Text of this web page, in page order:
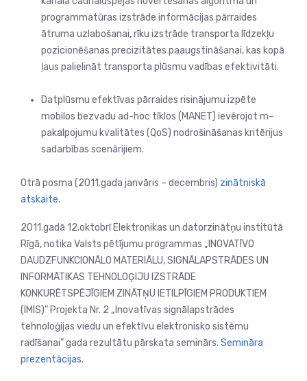
programmatūras izstrāde informācijas pārraides
ātruma uzlabošanai, rīku izstrāde transporta līdzekļu
pozicionēšanas precizitātes paaugstināšanai, kas kopā
ļaus palielināt transporta plūsmu vadības efektivitāti.
Datplūsmu efektīvas pārraides risinājumu izpēte
mobilos bezvadu ad-hoc tīklos (MANET) ievērojot m-
pakalpojumu kvalitātes (QoS) nodrošināšanas kritērijus
sadarbības scenārijiem.
Otrā posma (2011.gada janvāris – decembris) zinātniskā
atskaite.
2011.gadā 12.oktobrīElektronikas un datorzinātņu institūtā
Rīgā, notika Valsts pētījumu programmas „INOVATĪVO
DAUDZFUNKCIONĀLO MATERIĀLU, SIGNĀLAPSTRĀDES UN
INFORMĀTIKAS TEHNOLOĢIJU IZSTRĀDE
KONKURĒTSPĒJĪGIEM ZINĀTŅU IETILPĪGIEM PRODUKTIEM
(IMIS)” Projekta Nr. 2 „Inovatīvas signālapstrādes
tehnoloģijas viedu un efektīvu elektronisko sistēmu
radīšanai” gada rezultātu pārskata seminārs. Semināra
prezentācijas.